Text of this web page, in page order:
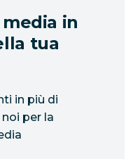
in
tua
in più di
per la